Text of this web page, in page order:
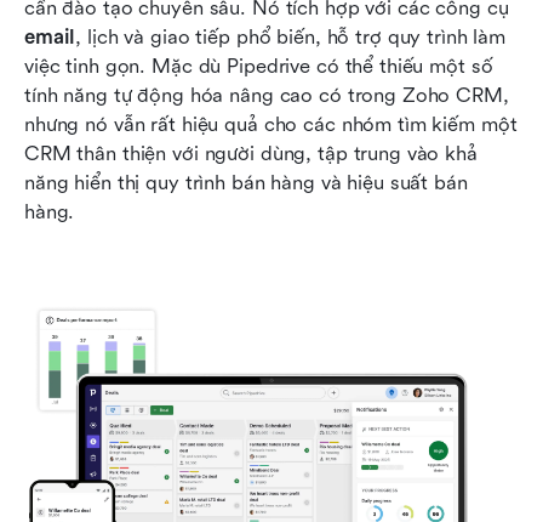
email, lịch và giao tiếp phổ biến, hỗ trợ quy trình làm
việc tinh gọn. Mặc dù Pipedrive có thể thiếu một số
tính năng tự động hóa nâng cao có trong Zoho CRM,
nhưng nó vẫn rất hiệu quả cho các nhóm tìm kiếm một
CRM thân thiện với người dùng, tập trung vào khả
năng hiển thị quy trình bán hàng và hiệu suất bán
hàng.